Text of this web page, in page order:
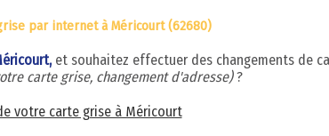
par internet à Méricourt (62680)
et souhaitez effectuer des changements de
carte grise, changement d'adresse)?
votre carte grise à Méricourt